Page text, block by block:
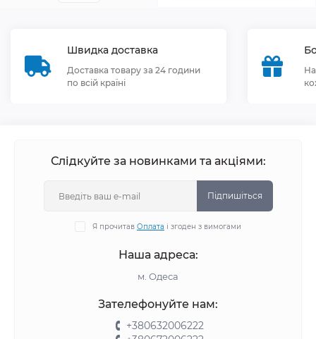
Швидка доставка
Доставка товару за 24 години
по всій країні
Слідкуйте за новинками та акціями:
Підпишіться
Я прочитав Оплата і згоден з вимогами
Наша адреса:
м. Одеса
Зателефонуйте нам:
+380632006222